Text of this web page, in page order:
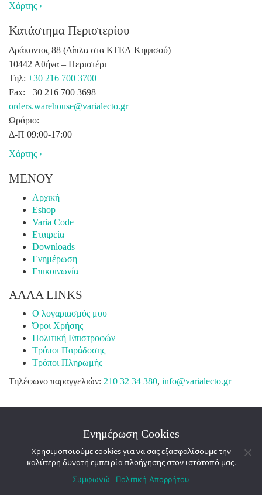
Χάρτης ›
Κατάστημα Περιστερίου
Δράκοντος 88 (Δίπλα στα ΚΤΕΛ Κηφισού)
10442 Αθήνα – Περιστέρι
Τηλ: +30 216 700 3700
Fax: +30 216 700 3698
orders.warehouse@varialecto.gr
Ωράριο:
Δ-Π 09:00-17:00
Χάρτης ›
ΜΕΝΟΥ
Αρχική
Eshop
Varia Code
Εταιρεία
Downloads
Ενημέρωση
Επικοινωνία
ΑΛΛΑ LINKS
Ο λογαριασμός μου
Όροι Χρήσης
Πολιτική Επιστροφών
Τρόποι Παράδοσης
Τρόποι Πληρωμής
Τηλέφωνο παραγγελιών: 210 32 34 380, info@varialecto.gr
© Copyright 2025 · Varia Lecto - All Rights Reserved -
Powered byNevma
Facebook
Ενημέρωση Cookies
Χρησιμοποιούμε cookies για να σας εξασφαλίσουμε την
καλύτερη δυνατή εμπειρία πλοήγησης στον ιστότοπό μας.
Συμφωνώ Πολιτική Απορρήτου